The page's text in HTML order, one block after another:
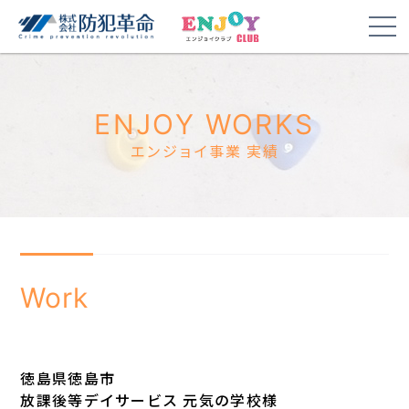
ENJOY WORKS
エンジョイ事業 実績
Work
徳島県徳島市
放課後等デイサービス 元気の学校様